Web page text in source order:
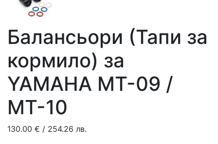
Балансьори (Тапи за
кормило) за
YAMAHA MT-09 /
MT-10
130.00 € / 254.26 лв.